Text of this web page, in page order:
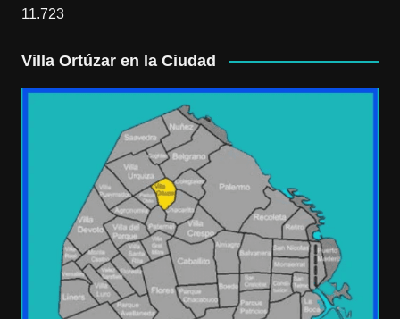
11.723
Villa Ortúzar en la Ciudad